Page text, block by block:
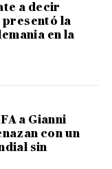
a decir
presentó la
en la
a Gianni
con un
sin